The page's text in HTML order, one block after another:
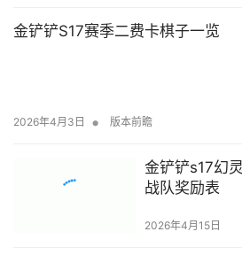
金铲铲S17赛季二费卡棋子一览
2026年4月3日 • 版本前瞻
金铲铲s17幻
战队奖励表
2026年4月15日